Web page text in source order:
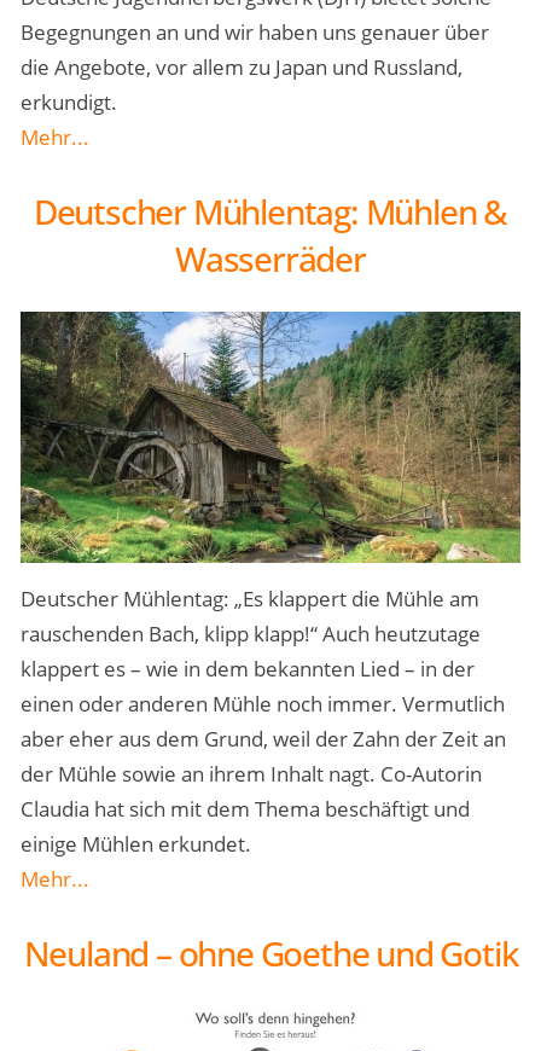
Begegnungen an und wir haben uns genauer über
die Angebote, vor allem zu Japan und Russland,
erkundigt.
Mehr...
Deutscher Mühlentag: Mühlen &
Wasserräder
Deutscher Mühlentag: „Es klappert die Mühle am
rauschenden Bach, klipp klapp!“ Auch heutzutage
klappert es – wie in dem bekannten Lied – in der
einen oder anderen Mühle noch immer. Vermutlich
aber eher aus dem Grund, weil der Zahn der Zeit an
der Mühle sowie an ihrem Inhalt nagt. Co-Autorin
Claudia hat sich mit dem Thema beschäftigt und
einige Mühlen erkundet.
Mehr...
Neuland – ohne Goethe und Gotik